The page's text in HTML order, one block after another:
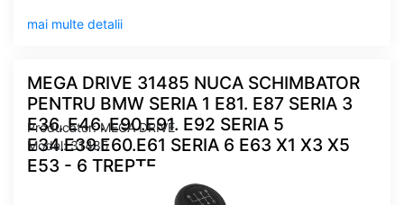
mai multe detalii
MEGA DRIVE 31485 NUCA SCHIMBATOR
PENTRU BMW SERIA 1 E81. E87 SERIA 3
E36. E46. E90.E91. E92 SERIA 5
E34.E39.E60.E61 SERIA 6 E63 X1 X3 X5
E53 - 6 TREPTE
Producator: MEGA DRIVE
Model: 31485